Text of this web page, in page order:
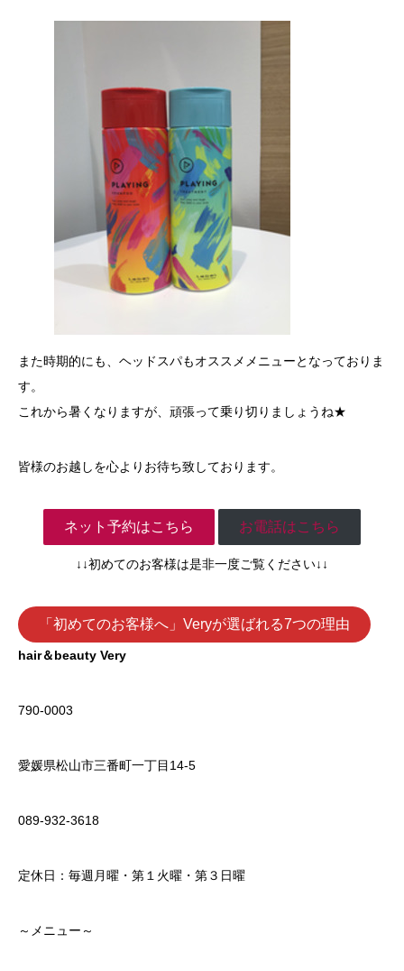
また時期的にも、ヘッドスパもオススメメニューとなっておりま
す。
これから暑くなりますが、頑張って乗り切りましょうね★
皆様のお越しを心よりお待ち致しております。
ネット予約はこちら お電話はこちら
↓↓初めてのお客様は是非一度ご覧ください↓↓
「初めてのお客様へ」Veryが選ばれる7つの理由
hair＆beauty Very
790-0003
愛媛県松山市三番町一丁目14-5
089-932-3618
定休日：毎週月曜・第１火曜・第３日曜
～メニュー～